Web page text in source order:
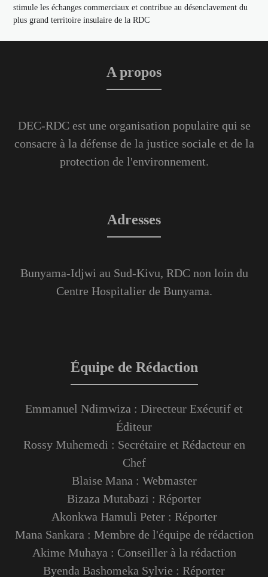
stimule les échanges commerciaux et contribue au désenclavement du
plus grand territoire insulaire de la RDC
A propos
DEC-RDC est une organisation populaire qui se
consacre à la défense de la justice sociale et de la
protection de l'environnement.
Adresses
Bunyama-Idjwi au Sud-Kivu, RDC non loin du
Centre Hospitalier de Bunyama.
Équipe de Rédaction
Emmanuel Ndimwiza : Directeur Exécutif et
Éditeur
Rossy Muhemedi : Secrétaire et Rédacteur en
Chef
Blaise Mana : Webmaster
Bizaza Mutabazi : Réporter
Akonkwa Hamuli Peter : Réporter
Mana Sankara : Membre de l'équipe de rédaction
Akime Muhaya : Conseiller à la rédaction
Byenda Bashomeka Sylvie : Réporter